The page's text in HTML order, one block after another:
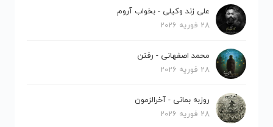
علی زند وکیلی - بخواب آروم
28 فوریه 2026
محمد اصفهانی - رفتن
28 فوریه 2026
روزبه بمانی - آخرالزمون
28 فوریه 2026